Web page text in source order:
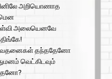
அறியொணாத
அலையெனவே
வேதனைகள் தந்ததேனோ
வெட்கிடவும்